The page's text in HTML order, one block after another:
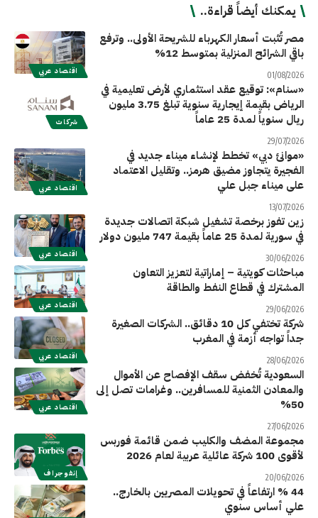
يمكنك أيضاً قراءة..
اقتصاد عربي
مصر تُثبت أسعار الكهرباء للشريحة الأولى.. وترفع
باقي الشرائح المنزلية بمتوسط 12%
01/08/2026
شركات
«سنام»: توقيع عقد استثماري لأرض تعليمية في
الرياض بقيمة إيجارية سنوية تبلغ 3.75 مليون
ريال سنوياً لمدة 25 عاماً
29/07/2026
اقتصاد عربي
«موانئ دبي» تخطط لإنشاء ميناء جديد في
الفجيرة يتجاوز مضيق هرمز.. وتقليل الاعتماد
على ميناء جبل علي
13/07/2026
اقتصاد عربي
زين تفوز برخصة تشغيل شبكة اتصالات جديدة
في سورية لمدة 25 عاماً بقيمة 747 مليون دولار
30/06/2026
اقتصاد عربي
مباحثات كويتية – إماراتية لتعزيز التعاون
المشترك في قطاع النفط والطاقة
29/06/2026
اقتصاد عربي
شركة تختفي كل 10 دقائق.. الشركات الصغيرة
جداً تواجه أزمة في المغرب
28/06/2026
اقتصاد عربي
السعودية تُخفض سقف الإفصاح عن الأموال
والمعادن الثمنية للمسافرين.. وغرامات تصل إلى
50%
27/06/2026
إنفوجراف
مجموعة المضف والكليب ضمن قائمة فوربس
لأقوى 100 شركة عائلية عربية لعام 2026
20/06/2026
44 % ارتفاعاً في تحويلات المصريين بالخارج..
علي أساس سنوي